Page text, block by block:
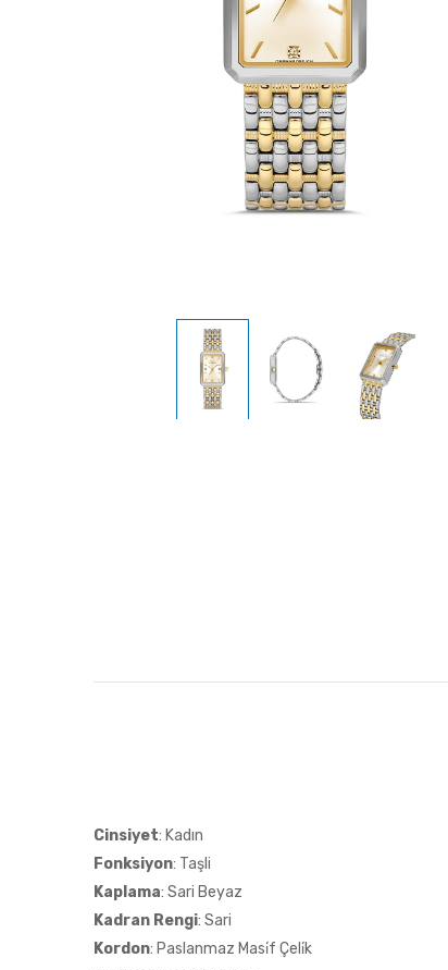
Cinsiyet: Kadın
Fonksiyon: Taşli
Kaplama: Sari Beyaz
Kadran Rengi: Sari
Kordon: Paslanmaz Masi̇f Çeli̇k